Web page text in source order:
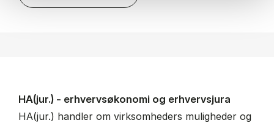
HA(jur.) - erhvervs­økonomi og erhvervs­jura
HA(jur.) handler om virksomheders muligheder og